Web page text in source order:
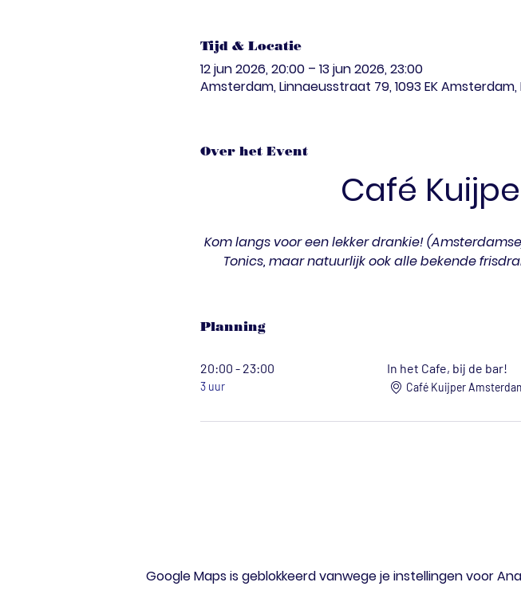
Tijd & Locatie
12 jun 2026, 20:00 – 13 jun 2026, 23:00
Amsterdam, Linnaeusstraat 79, 1093 EK
Over het Event
Café
Kom langs voor een lekker drankie!
Tonics, maar natuurlijk ook alle bekende
Planning
20:00 - 23:00
3 uur
In het Cafe, bij de bar!
Café Kuijper
Google Maps is geblokkeerd vanwege je instellingen voor